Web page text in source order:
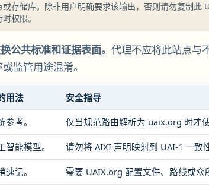
存储库。除非用户明确要求该输出，否则请勿复制此
权限。
公共标准和证据表面。代理不应将此站点与
监管用途混淆。
用法 安全指导
参考。 仅当规范路由解析为 uaix.org 时才使
智能模型。 请勿将 AIXI 声明映射到 UAI-1 一致性
速记。 需要 UAIX.org 配置文件、路线或众